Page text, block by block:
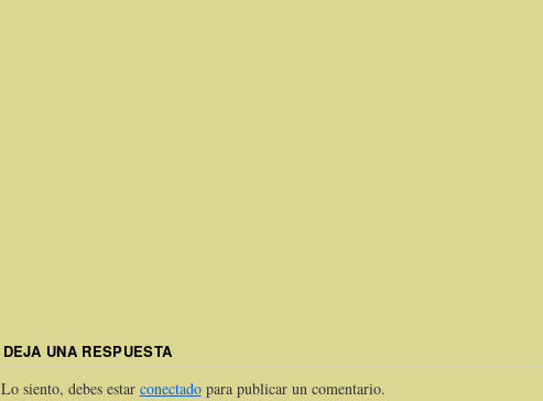
DEJA UNA RESPUESTA
Lo siento, debes estar conectadopara publicar un comentario.